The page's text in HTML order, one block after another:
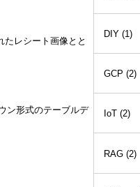
たレシート画像とと
ン形式のテーブルデ
DIY(1 )
GCP (2)
IoT(2)
RAG(2)